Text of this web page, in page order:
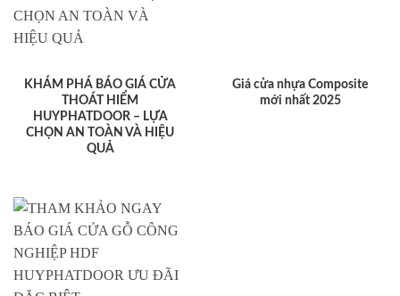
KHÁM PHÁ BÁO GIÁ CỬA
THOÁT HIỂM
HUYPHATDOOR – LỰA
CHỌN AN TOÀN VÀ HIỆU
QUẢ
Giá cửa nhựa Composite
mới nhất 2025